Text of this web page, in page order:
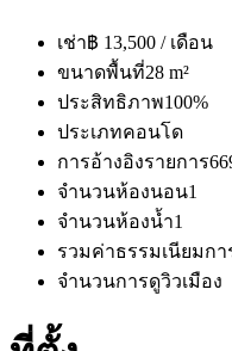
เช่า฿ 13,500 / เดือน
ขนาดพื้นที่28 m²
ประสิทธิภาพ100%
ประเภทคอนโด
การอ้างอิงรายการ
จำนวนห้องนอน1
จำนวนห้องน้ำ1
รวมค่าธรรมเนียมกา
จำนวนการดูวิวเมือง